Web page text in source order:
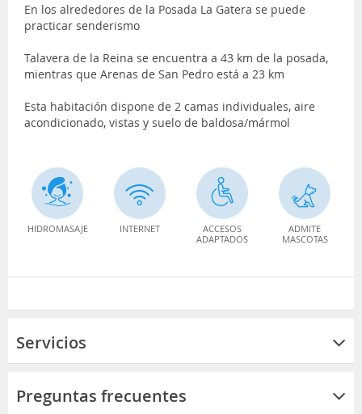
En los alrededores de la Posada La Gatera se puede
practicar senderismo
Talavera de la Reina se encuentra a 43 km de la posada,
mientras que Arenas de San Pedro está a 23 km
Esta habitación dispone de 2 camas individuales, aire
acondicionado, vistas y suelo de baldosa/mármol
HIDROMASAJE INTERNET
ACCESOS
ADAPTADOS
ADMITE
MASCOTAS
Servicios
Preguntas frecuentes